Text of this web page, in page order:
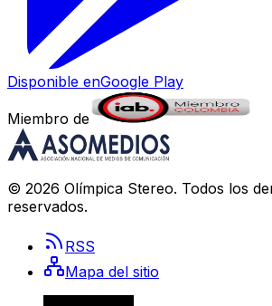
Disponible enGoogle Play
Miembro de
© 2026 Olímpica Stereo. Todos los
reservados.
RSS
Mapa del sitio